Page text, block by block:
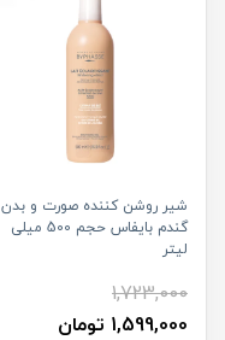
شیر روشن کننده صورت و بدن
گندم بایفاس حجم 500 میلی
لیتر
1,723,000
1,599,000 تومان